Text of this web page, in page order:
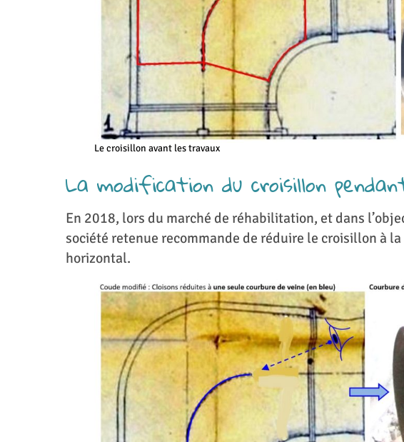
Le croisillon avant les travaux
La modification du croisillon
En 2018, lors du marché de réhabilitation, et dans
société retenue recommande de réduire le croisillon à
horizontal.